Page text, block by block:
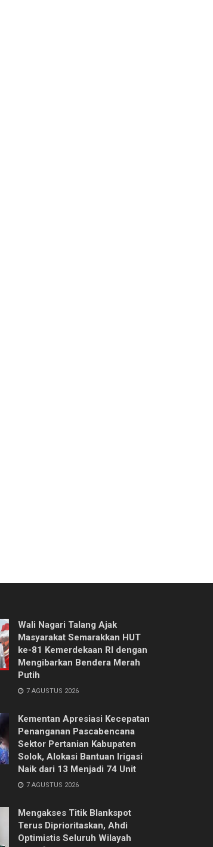
Wali Nagari Talang Ajak
Masyarakat Semarakkan HUT
ke-81 Kemerdekaan RI dengan
Mengibarkan Bendera Merah
Putih
7 AGUSTUS 2026
Kementan Apresiasi Kecepatan
Penanganan Pascabencana
Sektor Pertanian Kabupaten
Solok, Alokasi Bantuan Irigasi
Naik dari 13 Menjadi 74 Unit
7 AGUSTUS 2026
Mengakses Titik Blankspot
Terus Diprioritaskan, Ahdi
Optimistis Seluruh Wilayah